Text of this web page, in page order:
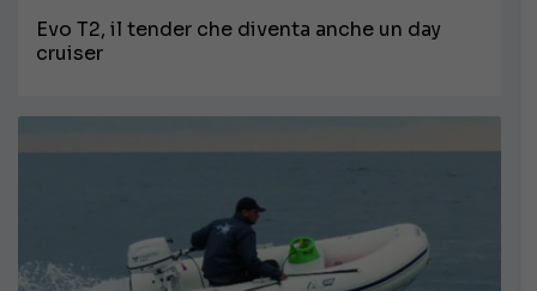
Evo T2, il tender che diventa anche un day
cruiser